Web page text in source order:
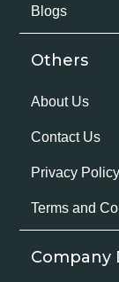
Blogs
Others
About Us
Contact Us
Privacy Policy
Terms and
Company